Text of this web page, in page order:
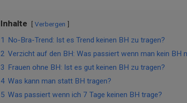
Inhalte Verbergen
1 No-Bra-Trend: Ist es Trend keinen BH zu tragen?
2 Verzicht auf den BH: Was passiert wenn man kein BH
3 Frauen ohne BH: Ist es gut keinen BH zu tragen?
4 Was kann man statt BH tragen?
5 Was passiert wenn ich 7 Tage keinen BH trage?